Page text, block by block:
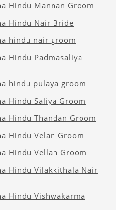
Hindu Mannan Groom
Hindu Nair Bride
hindu nair groom
Hindu Padmasaliya
hindu pulaya groom
Hindu Saliya Groom
Hindu Thandan Groom
Hindu Velan Groom
Hindu Vellan Groom
Hindu Vilakkithala Nair
Hindu Vishwakarma